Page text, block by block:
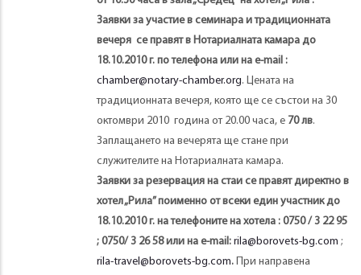
Заявки за участие в семинара и традиционната
вечеря се правят в Нотариалната камара до
18.10.2010 г. по телефона или на e-mail :
chamber@notary-chamber.org. Цената на
традиционната вечеря, която ще се състои на 30
октомври 2010 година от 20.00 часа, е 70 лв.
Заплащането на вечерята ще стане при
служителите на Нотариалната камара.
Заявки за резервация на стаи се правят директно в
хотел „Рила” поименно от всеки един участник до
18.10.2010 г. на телефоните на хотела : 0750 / 3 22 95
; 0750/ 3 26 58 или на e-mail: rila@borovets-bg.com ;
rila-travel@borovets-bg.com.При направена